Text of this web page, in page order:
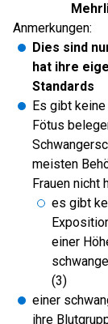
Anmerkungen:
Dies sind
hat ihre
Standards
Es gibt
Fötus
meisten
Frauen nicht
es gibt
einer
(3)
einer
ihre